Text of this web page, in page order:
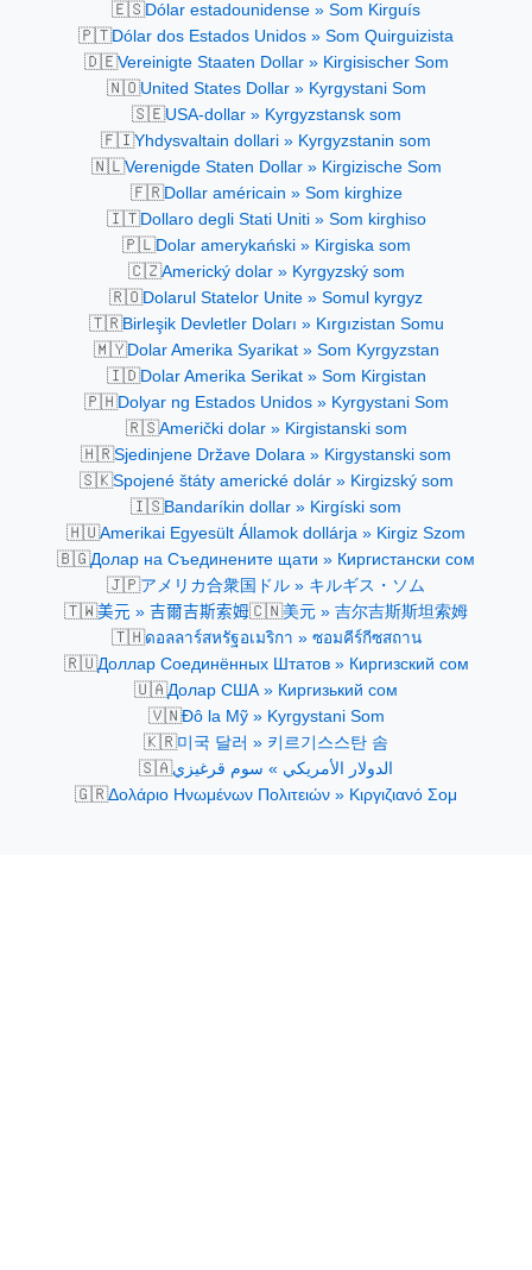
🇪🇸Dólar estadounidense » Som Kirguís
🇵🇹Dólar dos Estados Unidos » Som Quirguizista
🇩🇪Vereinigte Staaten Dollar » Kirgisischer Som
🇳🇴United States Dollar » Kyrgystani Som
🇸🇪USA-dollar » Kyrgyzstansk som
🇫🇮Yhdysvaltain dollari » Kyrgyzstanin som
🇳🇱Verenigde Staten Dollar » Kirgizische Som
🇫🇷Dollar américain » Som kirghize
🇮🇹Dollaro degli Stati Uniti » Som kirghiso
🇵🇱Dolar amerykański » Kirgiska som
🇨🇿Americký dolar » Kyrgyzský som
🇷🇴Dolarul Statelor Unite » Somul kyrgyz
🇹🇷Birleşik Devletler Doları » Kırgızistan Somu
🇲🇾Dolar Amerika Syarikat » Som Kyrgyzstan
🇮🇩Dolar Amerika Serikat » Som Kirgistan
🇵🇭Dolyar ng Estados Unidos » Kyrgystani Som
🇷🇸Američki dolar » Kirgistanski som
🇭🇷Sjedinjene Države Dolara » Kirgystanski som
🇸🇰Spojené štáty americké dolár » Kirgizský som
🇮🇸Bandaríkin dollar » Kirgíski som
🇭🇺Amerikai Egyesült Államok dollárja » Kirgiz Szom
🇧🇬Долар на Съединените щати » Киргистански сом
🇯🇵アメリカ合衆国ドル » キルギス・ソム
🇹🇼美元 » 吉爾吉斯索姆🇨🇳美元 » 吉尔吉斯斯坦索姆
🇹🇭ดอลลาร์สหรัฐอเมริกา » ซอมคีร์กีซสถาน
🇷🇺Доллар Соединённых Штатов » Киргизский сом
🇺🇦Долар США » Киргизький сом
🇻🇳Đô la Mỹ » Kyrgystani Som
🇰🇷미국 달러 » 키르기스스탄 솜
🇸🇦الدولار الأمريكي » سوم قرغيزي
🇬🇷Δολάριο Ηνωμένων Πολιτειών » Κιργιζιανό Σομ